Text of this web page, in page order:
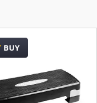
BUY